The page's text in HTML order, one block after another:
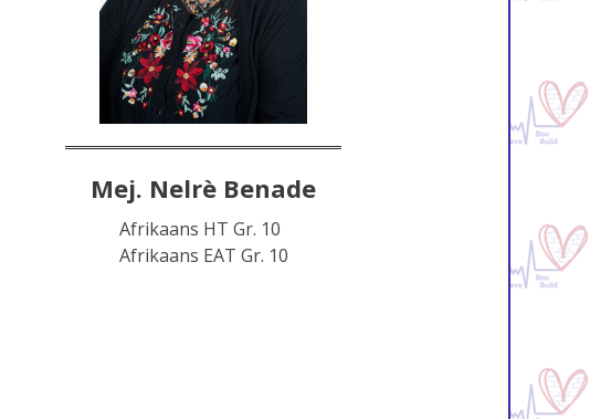
Mej. Nelrè Benade
Afrikaans HT Gr. 10
Afrikaans EAT Gr. 10